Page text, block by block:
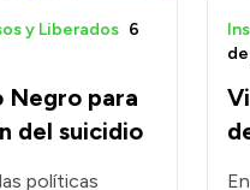
Negro para
del suicidio
y Liberados 6
políticas